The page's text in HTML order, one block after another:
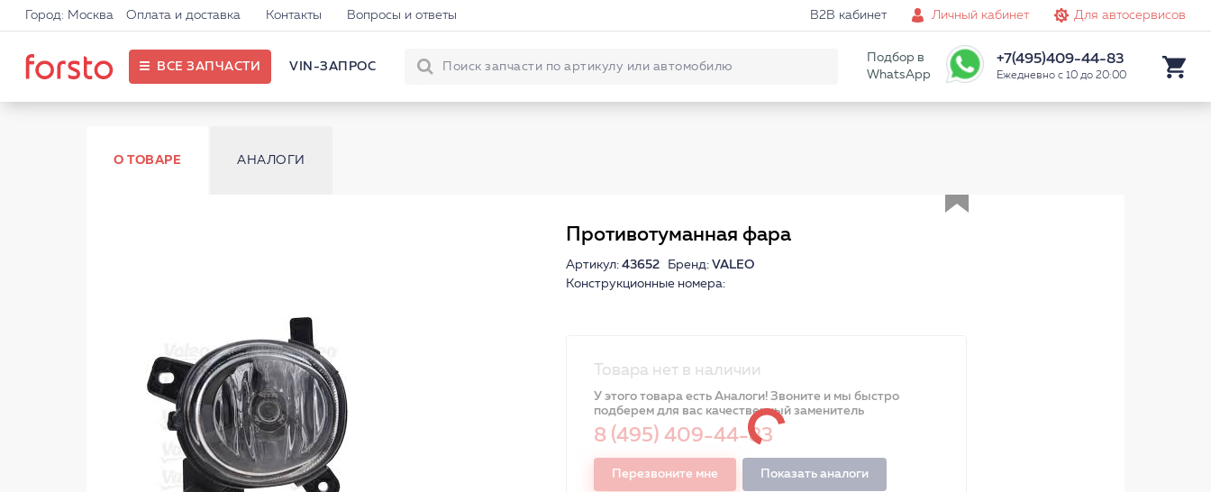
Город: Москва Оплата и доставка Контакты Вопросы и ответы B2B кабинет Личный кабинет Для автосервисов
ВСЕ ЗАПЧАСТИ VIN-ЗАПРОС
Подбор в
WhatsApp
+7(495)409-44-83
Ежедневно с 10 до 20:00
О ТОВАРЕ АНАЛОГИ
Противотуманная фара
Артикул: 43652 Бренд: VALEO
Конструкционные номера:
Товара нет в наличии
У этого товара есть Аналоги! Звоните и мы быстро
подберем для вас качественный заменитель
8 (495) 409-44-83
Перезвоните мне Показать аналоги